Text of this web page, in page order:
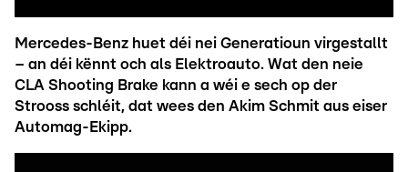
Mercedes-Benz huet déi nei Generatioun virgestallt
– an déi kënnt och als Elektroauto. Wat den neie
CLA Shooting Brake kann a wéi e sech op der
Strooss schléit, dat wees den Akim Schmit aus eiser
Automag-Ekipp.